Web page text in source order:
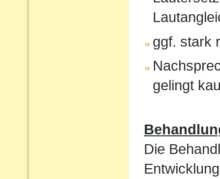
ggf. stark
gelingt
Die